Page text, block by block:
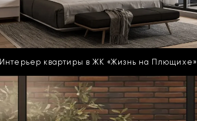
Интерьер квартиры в ЖК «Жизнь на Плющихе»